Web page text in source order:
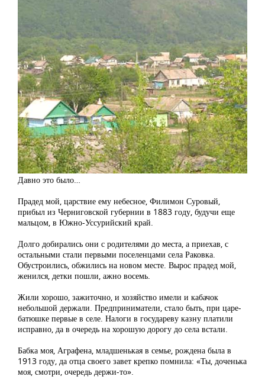
Давно это было…
Прадед мой, царствие ему небесное, Филимон Суровый,
прибыл из Черниговской губернии в 1883 году, будучи еще
мальцом, в Южно-Уссурийский край.
Долго добирались они с родителями до места, а приехав, с
остальными стали первыми поселенцами села Раковка.
Обустроились, обжились на новом месте. Вырос прадед мой,
женился, детки пошли, ажно восемь.
Жили хорошо, зажиточно, и хозяйство имели и кабачок
небольшой держали. Предприниматели, стало быть, при царе-
батюшке первые в селе. Налоги в государеву казну платили
исправно, да в очередь на хорошую дорогу до села встали.
Бабка моя, Аграфена, младшенькая в семье, рождена была в
1913 году, да отца своего завет крепко помнила: «Ты, доченька
моя, смотри, очередь держи-то».